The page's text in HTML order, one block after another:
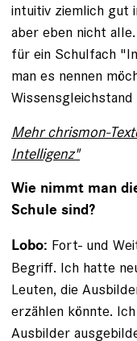
intuitiv ziemlich gut
aber eben nicht
für ein Schulfach
man es nennen
Mehr chrismon-
Intelligenz"
Wie nimmt man
Schule sind?
Lobo: Fort- und
Begriff. Ich hatte
Leuten, die
erzählen könnte.
Ausbilder